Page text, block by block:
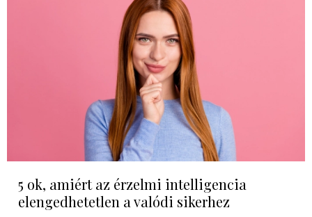
5 ok, amiért az érzelmi intelligencia
elengedhetetlen a valódi sikerhez